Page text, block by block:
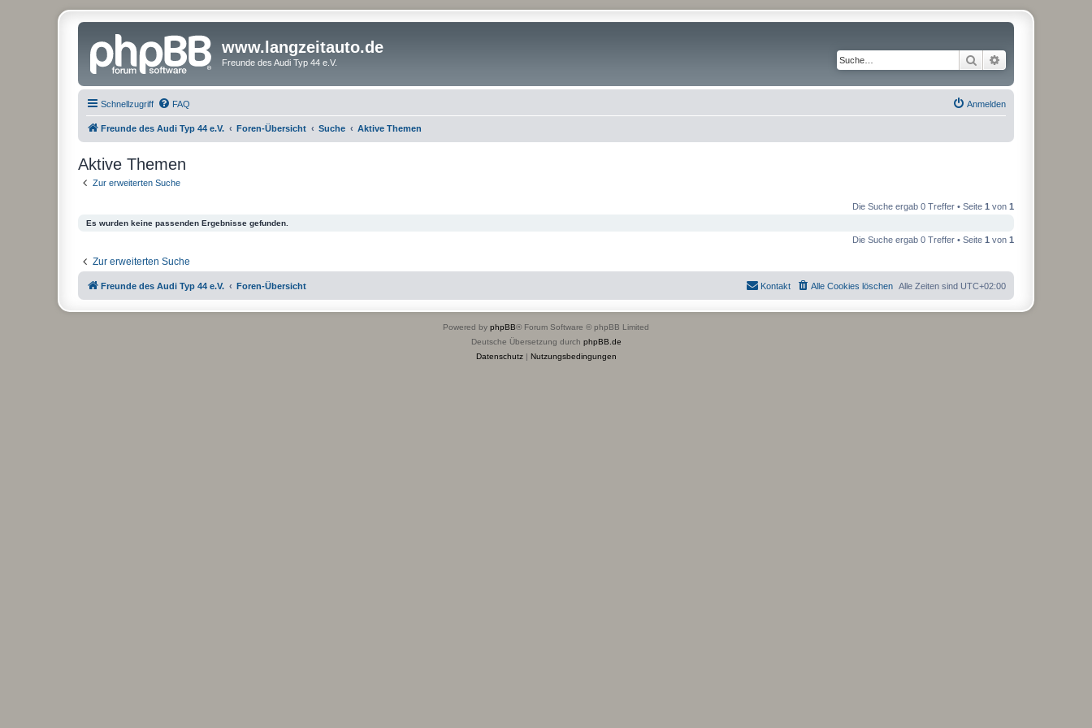
www.langzeitauto.de
Freunde des Audi Typ 44 e.V. Suche
Schnellzugriff FAQ Anmelden
Freunde des Audi Typ 44 e.V. Foren-Übersicht Suche Aktive Themen
Aktive Themen
Zur erweiterten Suche
Die Suche ergab 0 Treffer • Seite 1 von 1
Es wurden keine passenden Ergebnisse gefunden.
Die Suche ergab 0 Treffer • Seite 1 von 1
Zur erweiterten Suche
Freunde des Audi Typ 44 e.V. Foren-Übersicht Alle Zeiten sind UTC+02:00
Alle Cookies löschen
Kontakt
Powered by phpBB® Forum Software © phpBB Limited
Deutsche Übersetzung durch phpBB.de
Datenschutz| Nutzungsbedingungen